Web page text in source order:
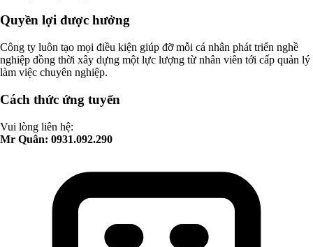
Quyền lợi được hưởng
Công ty luôn tạo mọi điều kiện giúp đỡ mỗi cá nhân phát triển nghề
nghiệp đồng thời xây dựng một lực lượng từ nhân viên tới cấp quản lý
làm việc chuyên nghiệp.
Cách thức ứng tuyển
Vui lòng liên hệ:
Mr Quân: 0931.092.290